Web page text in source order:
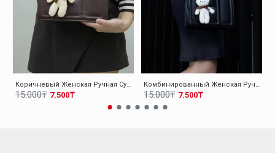
Коричневый Женская Ручная Сумка 001CA07
7.500₸
15.000₸
Комбинированный Женская Ручная Сумка 001CA07
7.500₸
15.000₸